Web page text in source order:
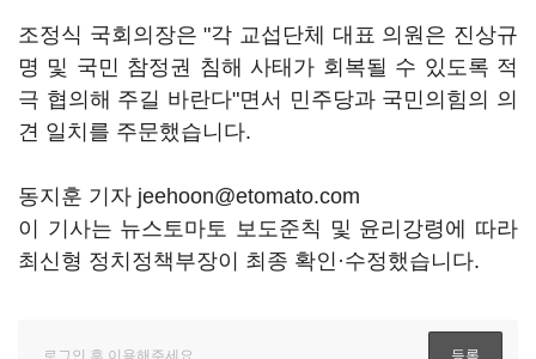
조정식 국회의장은 "각 교섭단체 대표 의원은 진상규
명 및 국민 참정권 침해 사태가 회복될 수 있도록 적
극 협의해 주길 바란다"면서 민주당과 국민의힘의 의
견 일치를 주문했습니다.
동지훈 기자 jeehoon@etomato.com
이 기사는 뉴스토마토 보도준칙 및 윤리강령에 따라
최신형 정치정책부장이 최종 확인·수정했습니다.